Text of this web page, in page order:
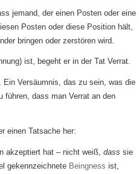
jemand, der einen Posten oder eine
Posten oder diese Position hält,
bringen oder zerstören wird.
ist, begeht er in der Tat Verrat.
Versäumnis, das zu sein, was die
führen, dass man Verrat an den
einen Tatsache her:
akzeptiert hat – nicht weiß, dass sie
gekennzeichnete Beingness ist,